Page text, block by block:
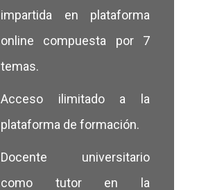
impartida en plataforma
online compuesta por 7
temas.
Acceso ilimitado a la
plataforma de formación.
Docente universitario
como tutor en la